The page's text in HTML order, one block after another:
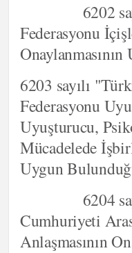
6202 sayılı
Federasyonu
6203 sayılı
Federasyonu
Uyuşturucu,
Mücadelede
Uygun
6204 sayılı
Cumhuriyeti
Anlaşmasının